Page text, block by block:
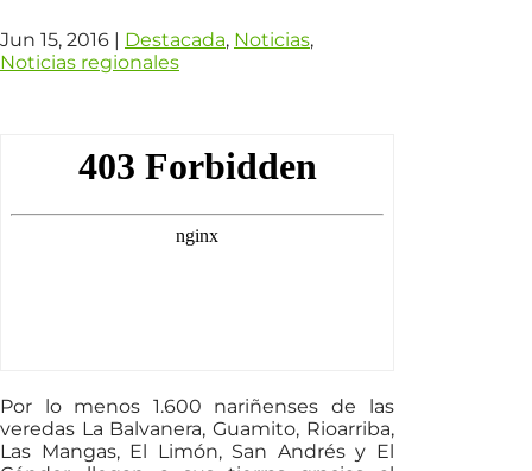
Jun 15, 2016 | Destacada, Noticias,
Noticias regionales
Por lo menos 1.600 nariñenses de las
veredas La Balvanera, Guamito, Rioarriba,
Las Mangas, El Limón, San Andrés y El